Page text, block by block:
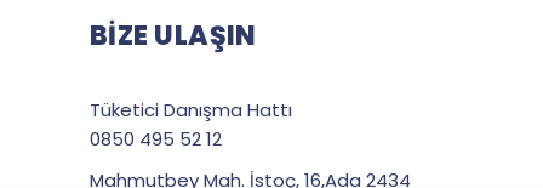
BİZE ULAŞIN
Tüketici Danışma Hattı
0850 495 52 12
Mahmutbey Mah. İstoç, 16,Ada 2434